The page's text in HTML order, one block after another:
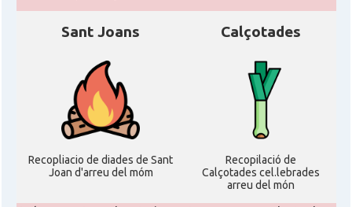
Sant Joans
Recopliacio de diades de Sant
Joan d'arreu del móm
Calçotades
Recopilació de
Calçotades cel.lebrades
arreu del món